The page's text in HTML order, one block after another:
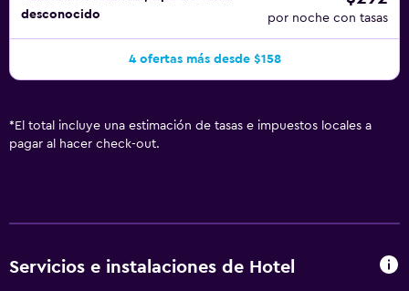
desconocido
por noche con tasas
4 ofertas más desde $158
* El total incluye una estimación de tasas e impuestos locales a
pagar al hacer check-out.
Servicios e instalaciones de Hotel